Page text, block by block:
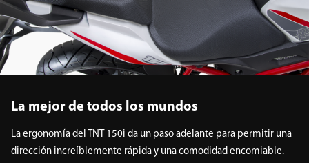
La mejor de todos los mundos
La ergonomía del TNT 150i da un paso adelante para permitir una
dirección increíblemente rápida y una comodidad encomiable.